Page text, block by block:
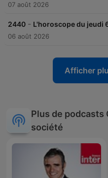
07 août 2026
2440 - L'horoscope du jeudi
06 août 2026
Afficher
Plus de podcasts
société